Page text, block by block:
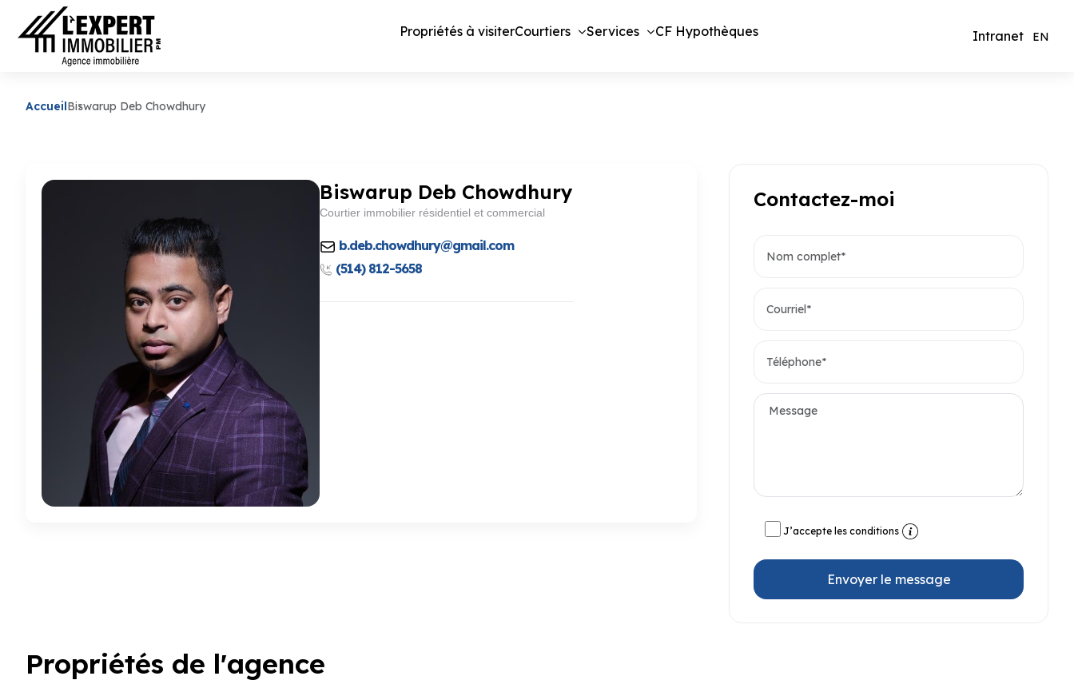
Propriétés à visiterCourtiers Services CF Hypothèques Intranet EN
AccueilBiswarup Deb Chowdhury
Biswarup Deb Chowdhury
Courtier immobilier résidentiel et commercial
b.deb.chowdhury@gmail.com
(514) 812-5658
Contactez-moi
J’accepte les conditions
Envoyer le message
Propriétés de l'agence